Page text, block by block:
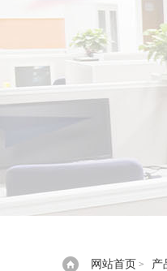
网站首页 > 产